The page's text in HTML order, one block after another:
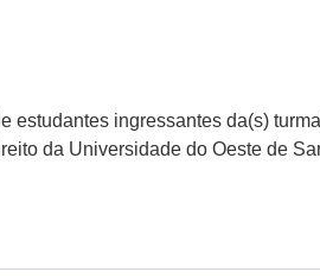
estudantes ingressantes da(s)
da Universidade do Oeste de